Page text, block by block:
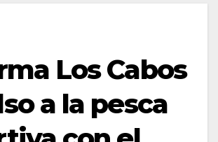
Los Cabos
a la pesca